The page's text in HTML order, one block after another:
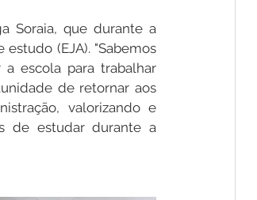
Soraia, que durante a
(EJA). "Sabemos
escola para trabalhar
de retornar aos
valorizando e
de estudar durante a